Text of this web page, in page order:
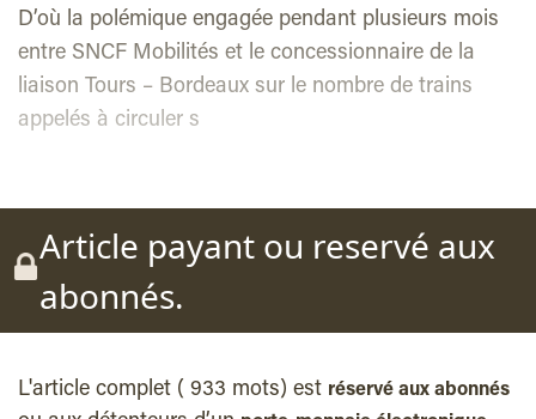
D’où la polémique engagée pendant plusieurs mois
entre SNCF Mobilités et le concessionnaire de la
liaison Tours – Bordeaux sur le nombre de trains
appelés à circuler s
Article payant ou reservé aux
abonnés.
L'article complet ( 933 mots) est réservé aux abonnés